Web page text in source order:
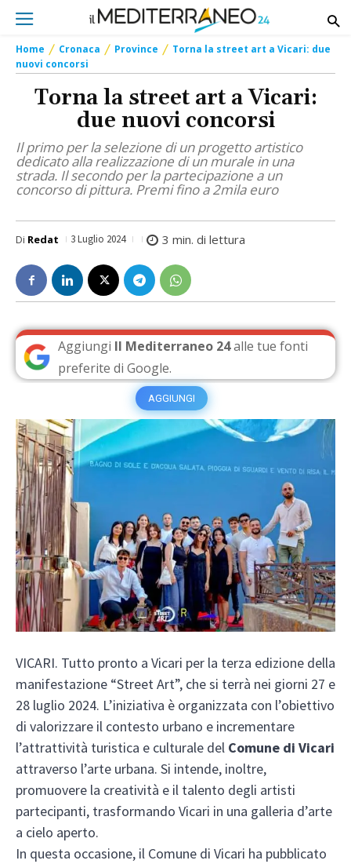
Home Cronaca Province
Torna la street art a Vicari: due
nuovi concorsi
Torna la street art a Vicari:
due nuovi concorsi
Il primo per la selezione di un progetto artistico
dedicato alla realizzazione di un murale in una
strada. Il secondo per la partecipazione a un
concorso di pittura. Premi fino a 2mila euro
Di Redat 3 Luglio 2024 3 min. di lettura
Aggiungi Il Mediterraneo 24alle tue fonti
preferite di Google.
AGGIUNGI
VICARI. Tutto pronto a Vicari per la terza edizione della
manifestazione “Street Art”, che si terrà nei giorni 27 e
28 luglio 2024. L’iniziativa è organizzata con l’obiettivo
di valorizzare il contesto urbano e incrementare
l’attrattività turistica e culturale del Comune di Vicari
attraverso l’arte urbana. Si intende, inoltre,
promuovere la creatività e il talento degli artisti
partecipanti, trasformando Vicari in una galleria d’arte
a cielo aperto.
In questa occasione, il Comune di Vicari ha pubblicato